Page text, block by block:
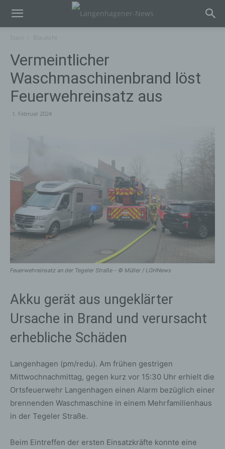
Vermeintlicher
Waschmaschinenbrand löst
Feuerwehreinsatz aus
1. Februar 2024
Feuerwehreinsatz an der Tegeler Straße - © Müller / LGHNews
Akku gerät aus ungeklärter
Ursache in Brand und verursacht
erhebliche Schäden
Langenhagen (pm/redu). Am frühen gestrigen
Mittwochnachmittag, gegen kurz vor 15:30 Uhr erhielt die
Ortsfeuerwehr Langenhagen einen Alarm bezüglich einer
brennenden Waschmaschine in einem Mehrfamilienhaus
in der Tegeler Straße.
Beim Eintreffen der ersten Einsatzkräfte konnte eine